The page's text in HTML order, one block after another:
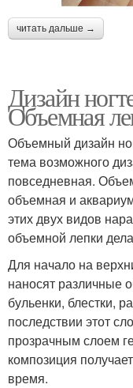
читать дальше →
Дизайн
Объемная
Объемный дизайн
тема возможного
повседневная.
объемная и
этих двух видов
объемной лепки
Для начало на
наносят различные
бульенки, блестки,
последствии этот
прозрачным слоем
композиция
время.